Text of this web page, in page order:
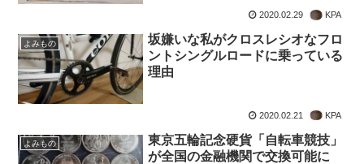
2020.02.29 KPA
よみもの
坂嫌いな私がクロスレシオなフロ
ントシングルロードに乗っている
理由
2020.02.21 KPA
よみもの
東京五輪記念硬貨「自転車競技」
が全国の金融機関で交換可能に